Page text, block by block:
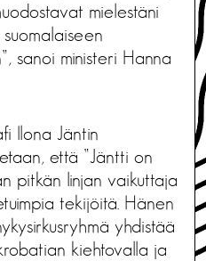
mielestäni
sanoi ministeri Hanna
Ilona Jäntin
että ”Jäntti on
pitkän linjan vaikuttaja
tekijöitä. Hänen
yhdistää
kiehtovalla ja